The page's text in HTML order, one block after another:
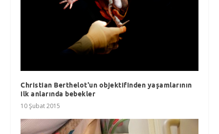
Christian Berthelot'un objektifinden yaşamlarının
ilk anlarında bebekler
10 Şubat 2015